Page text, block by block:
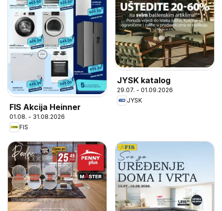
FIS Akcija Heinner
01.08. - 31.08.2026
FIS
JYSK katalog
29.07. - 01.09.2026
JYSK